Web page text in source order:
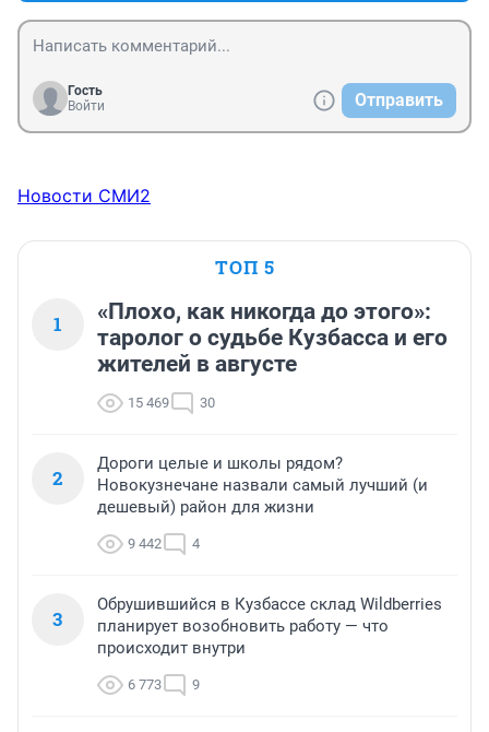
Гость
Войти
Отправить
Новости СМИ2
ТОП 5
1
«Плохо, как никогда до этого»:
таролог о судьбе Кузбасса и его
жителей в августе
15 469 30
2
Дороги целые и школы рядом?
Новокузнечане назвали самый лучший (и
дешевый) район для жизни
9 442 4
3
Обрушившийся в Кузбассе склад Wildberries
планирует возобновить работу — что
происходит внутри
6 773 9